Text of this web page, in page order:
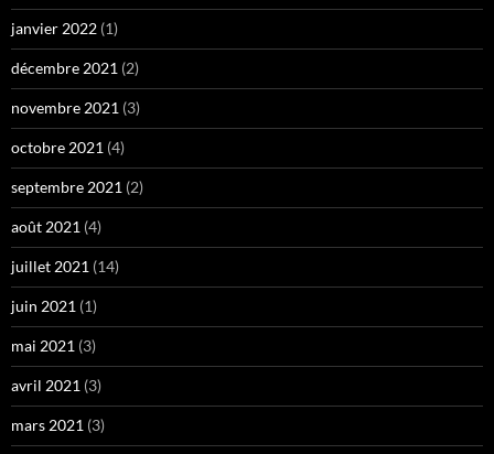
janvier 2022 (1)
décembre 2021 (2)
novembre 2021 (3)
octobre 2021 (4)
septembre 2021 (2)
août 2021 (4)
juillet 2021 (14)
juin 2021 (1)
mai 2021 (3)
avril 2021 (3)
mars 2021 (3)